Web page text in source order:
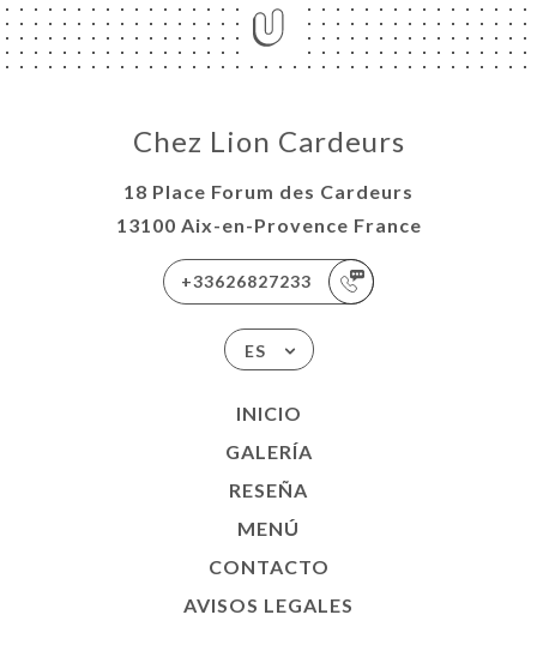
Chez Lion Cardeurs
18 Place Forum des Cardeurs
13100 Aix-en-Provence France
+33626827233
ES
INICIO
GALERÍA
RESEÑA
MENÚ
CONTACTO
AVISOS LEGALES